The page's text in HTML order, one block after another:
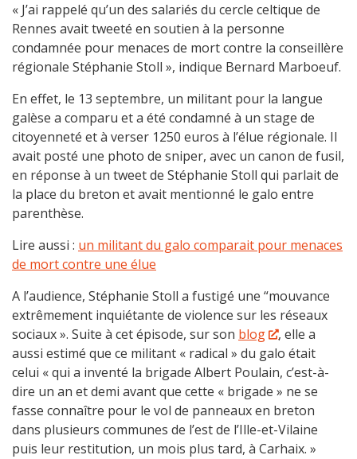
« J’ai rappelé qu’un des salariés du cercle celtique de
Rennes avait tweeté en soutien à la personne
condamnée pour menaces de mort contre la conseillère
régionale Stéphanie Stoll », indique Bernard Marboeuf.
En effet, le 13 septembre, un militant pour la langue
galèse a comparu et a été condamné à un stage de
citoyenneté et à verser 1250 euros à l’élue régionale. Il
avait posté une photo de sniper, avec un canon de fusil,
en réponse à un tweet de Stéphanie Stoll qui parlait de
la place du breton et avait mentionné le galo entre
parenthèse.
Lire aussi : un militant du galo comparait pour menaces
de mort contre une élue
A l’audience, Stéphanie Stoll a fustigé une “mouvance
extrêmement inquiétante de violence sur les réseaux
sociaux ». Suite à cet épisode, sur son blog
, elle a
aussi estimé que ce militant « radical » du galo était
celui « qui a inventé la brigade Albert Poulain, c’est-à-
dire un an et demi avant que cette « brigade » ne se
fasse connaître pour le vol de panneaux en breton
dans plusieurs communes de l’est de l’Ille-et-Vilaine
puis leur restitution, un mois plus tard, à Carhaix. »